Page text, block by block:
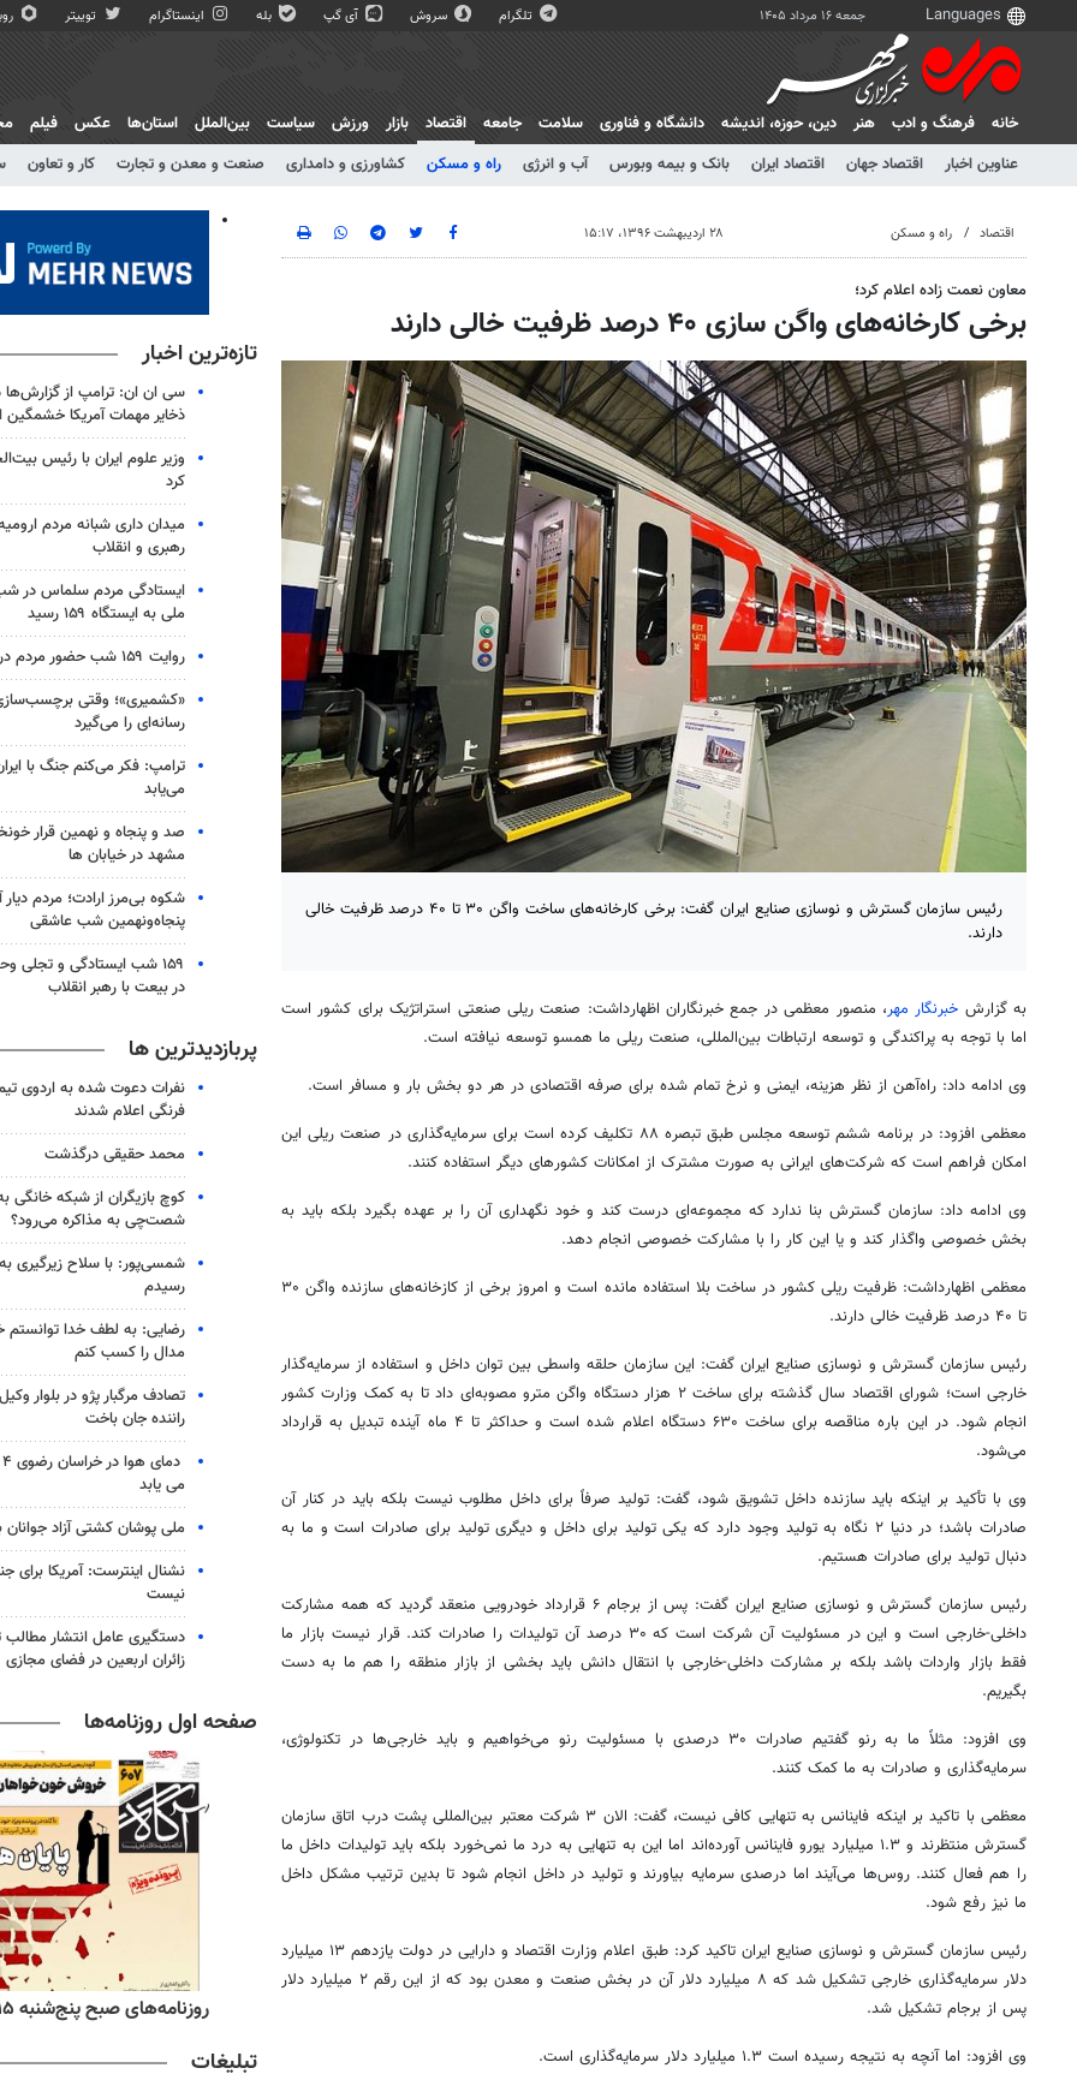
جمعه ۱۶ مرداد ۱۴۰۵ تلگرام سروش آی گپ بله اینستاگرام توییتر
خانه فرهنگ و ادب هنر دين، حوزه، انديشه دانشگاه و فناوری سلامت جامعه
اقتصاد
عناوین اخبار
اقتصاد جهان اقتصاد ایران بانک و بیمه وبورس آب و انرژی راه و مسکن کشاورزی و دامداری صنعت و معدن و تجارت کار و تعاون
بازار ورزش سیاست بین‌الملل استان‌ها عکس فیلم
اقتصاد راه و مسکن ۲۸ اردیبهشت ۱۳۹۶، ۱۵:۱۷
معاون نعمت زاده اعلام کرد؛
برخی کارخانه‌های واگن سازی ۴۰ درصد ظرفیت خالی دارند ‌
رئیس سازمان گسترش و نوسازی صنایع ایران گفت: برخی کارخانه‌های ساخت واگن ۳۰ تا ۴۰ درصد ظرفیت خالی
دارند.
به گزارش خبرنگار مهر، منصور معظمی در جمع خبرنگاران اظهارداشت: صنعت ریلی صنعتی استراتژیک برای کشور است
اما با توجه به پراکندگی و توسعه ارتباطات بین‌المللی، صنعت ریلی ما همسو توسعه نیافته است.
وی ادامه داد: راه‌آهن از نظر هزینه، ایمنی و نرخ تمام شده برای صرفه اقتصادی در هر دو بخش بار و مسافر است.
معظمی افزود: در برنامه ششم توسعه مجلس طبق تبصره ۸۸ تکلیف کرده است برای سرمایه‌گذاری در صنعت ریلی این
امکان فراهم است که شرکت‌های ایرانی به صورت مشترک از امکانات کشورهای دیگر استفاده کنند.
وی ادامه داد: سازمان گسترش بنا ندارد که مجموعه‌ای درست کند و خود نگهداری آن را بر عهده بگیرد بلکه باید به
بخش خصوصی واگذار کند و یا این کار را با مشارکت خصوصی انجام دهد.
معظمی اظهارداشت: ظرفیت ریلی کشور در ساخت بلا استفاده مانده است و امروز برخی از کازخانه‌های سازنده واگن ۳۰
تا ۴۰ درصد ظرفیت خالی دارند
.
رئیس سازمان گسترش و نوسازی صنایع ایران گفت: این سازمان حلقه واسطی بین توان داخل و استفاده از سرمایه‌گذار
خارجی است؛ شورای اقتصاد سال گذشته برای ساخت ۲ هزار دستگاه واگن مترو مصوبه‌ای داد تا به کمک وزارت کشور
انجام شود. در این باره مناقصه برای ساخت ۶۳۰ دستگاه اعلام شده است و حداکثر تا ۴ ماه آینده تبدیل به قرارداد
می‌شود.
وی با تأکید بر اینکه باید سازنده داخل تشویق شود، گفت: تولید صرفاً برای داخل مطلوب نیست بلکه باید در کنار آن
صادرات باشد؛ در دنیا ۲ نگاه به تولید وجود دارد که یکی تولید برای داخل و دیگری تولید برای صادرات است و ما به
دنبال تولید برای صادرات هستیم.
رئیس سازمان گسترش و نوسازی صنایع ایران گفت: پس از برجام ۶ قرارداد خودرویی منعقد گردید که همه مشارکت
داخلی-خارجی است و این در مسئولیت آن شرکت است که ۳۰ درصد آن تولیدات را صادرات کند. قرار نیست بازار ما
فقط بازار واردات باشد بلکه بر مشارکت داخلی-خارجی با انتقال دانش باید بخشی از بازار منطقه را هم ما به دست
بگیریم.
وی افزود: مثلاً ما به رنو گفتیم صادرات ۳۰ درصدی با مسئولیت رنو می‌خواهیم و باید خارجی‌ها در تکنولوژی،
سرمایه‌گذاری و صادرات به ما کمک کنند.
معظمی با تاکید بر اینکه فاینانس به تنهایی کافی نیست، گفت: الان ۳ شرکت معتبر بین‌المللی پشت درب اتاق سازمان
گسترش منتظرند و ۱.۳ میلیارد یورو فاینانس آورده‌اند اما این به تنهایی به درد ما نمی‌خورد بلکه باید تولیدات داخل ما
را هم فعال کنند. روس‌ها می‌آیند اما درصدی سرمایه بیاورند و تولید در داخل انجام شود تا بدین ترتیب مشکل داخل
ما نیز رفع شود.
رئیس سازمان گسترش و نوسازی صنایع ایران تاکید کرد: طبق اعلام وزارت اقتصاد و دارایی در دولت یازدهم ۱۳ میلیارد
دلار سرمایه‌گذاری خارجی تشکیل شد که ۸ میلیارد دلار آن در بخش صنعت و معدن بود که از این رقم ۲ میلیارد دلار
پس از برجام تشکیل شد.
وی افزود: اما آنچه به نتیجه رسیده است ۱.۳ میلیارد دلار سرمایه‌گذاری است
.
تازه‌ترین اخبار
سی ان ان: ترامپ از گزارش‌ها
ذخایر مهمات آمریکا
وزیر علوم ایران با رئیس
کرد
میدان داری شبانه مردم
رهبری و انقلاب
ایستادگی مردم سلماس در
ملی به ایستگاه ۱۵۹ رسید
روایت ۱۵۹ شب حضور مردم در کرج
«کشمیری»؛ وقتی
رسانه‌ای را می‌گیرد
ترامپ: فکر می‌کنم جنگ با
می‌یابد
صد و پنجاه و نهمین قرار
مشهد در خیابان ها
شکوه بی‌مرز ارادت؛ مردم
پنجاه‌ونهمین شب عاشقی
۱۵۹ شب ایستادگی و تجلی
در بیعت با رهبر انقلاب
پربازدیدترین ها
نفرات دعوت شده به اردوی
فرنگی اعلام شدند
محمد حقیقی درگذشت
کوچ بازیگران از شبکه خانگی
شصت‌چی به مذاکره می‌رود؟
شمسی‌پور: با سلاح زیرگیری
رسیدم
رضایی: به لطف خدا توانستم
مدال را کسب کنم
تصادف مرگبار پژو در بلوار
راننده جان باخت
می یابد
ملی پوشان کشتی آزاد
نشنال اینترست: آمریکا برای
نیست
دستگیری عامل انتشار مطالب
زائران اربعین در فضای مجازی
صفحه اول روزنامه‌ها
روزنامه‌های ورزشی پنج‌شنبه ۱۵ مرداد ۱۴۰۵ روزنامه‌های صبح پنج‌شنبه ۱۵ مرداد ۱۴۰۵
تبلیغات